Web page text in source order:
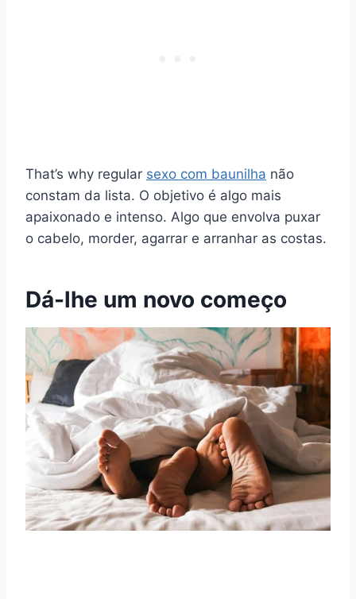
That’s why regular sexo com baunilha não
constam da lista. O objetivo é algo mais
apaixonado e intenso. Algo que envolva puxar
o cabelo, morder, agarrar e arranhar as costas.
Dá-lhe um novo começo